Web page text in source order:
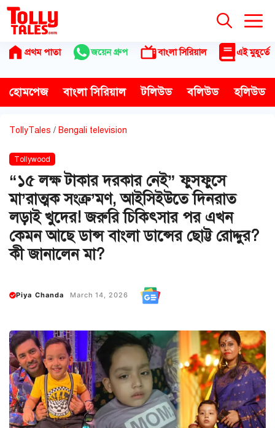
Skip
content
প্রথম পাতা জয়েন গ্রুপ বাংলা সিরিয়াল এই মুহূর্তে
হোমপেজ বাংলা সিরিয়াল টলিউড বলিউড হলিউড
TollyTales / Bengali television
Tollywood
“১৫ লক্ষ টাকার দরকার নেই” ফুসফুসে
মা’রাত্মক সংক্র’মণ, আইসিইউতে দিনরাত
লড়াই খুদের! জরুরি চিকিৎসার পর এখন
কেমন আছে ডান্স বাংলা ডান্সের ছোট্ট রোদ্দুর?
কী জানালেন মা?
Piya Chanda March 14, 2026